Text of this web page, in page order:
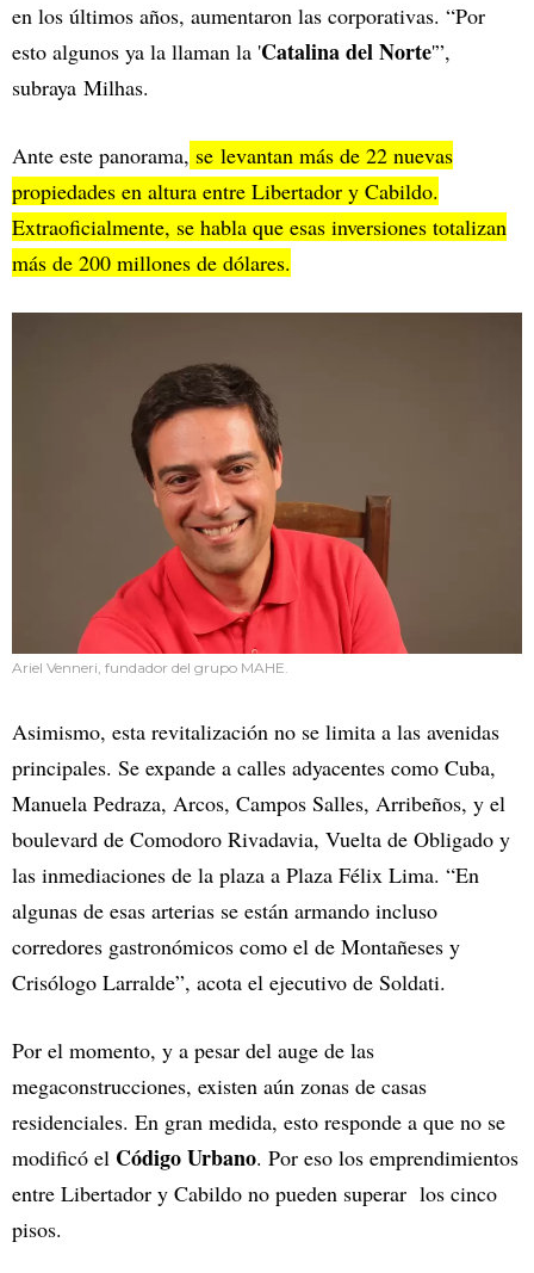
en los últimos años, aumentaron las corporativas. “Por
esto algunos ya la llaman la 'Catalina del Norte'”,
subraya Milhas.
Ante este panorama, se levantan más de 22 nuevas
propiedades en altura entre Libertador y Cabildo.
Extraoficialmente, se habla que esas inversiones totalizan
más de 200 millones de dólares.
Ariel Venneri, fundador del grupo MAHE.
Asimismo, esta revitalización no se limita a las avenidas
principales. Se expande a calles adyacentes como Cuba,
Manuela Pedraza, Arcos, Campos Salles, Arribeños, y el
boulevard de Comodoro Rivadavia, Vuelta de Obligado y
las inmediaciones de la plaza a Plaza Félix Lima. “En
algunas de esas arterias se están armando incluso
corredores gastronómicos como el de Montañeses y
Crisólogo Larralde”, acota el ejecutivo de Soldati.
Por el momento, y a pesar del auge de las
megaconstrucciones, existen aún zonas de casas
residenciales. En gran medida, esto responde a que no se
modificó el Código Urbano. Por eso los emprendimientos
entre Libertador y Cabildo no pueden superar los cinco
pisos.